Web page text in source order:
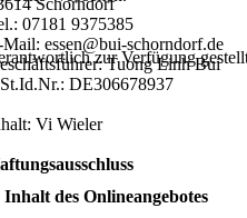
Schorndorf
07181 9375385
essen@bui-schorndorf.de
Tuong Linh Bui
DE306678937
Vi Wieler
Inhalt des Onlineangebotes
zur Verfügung